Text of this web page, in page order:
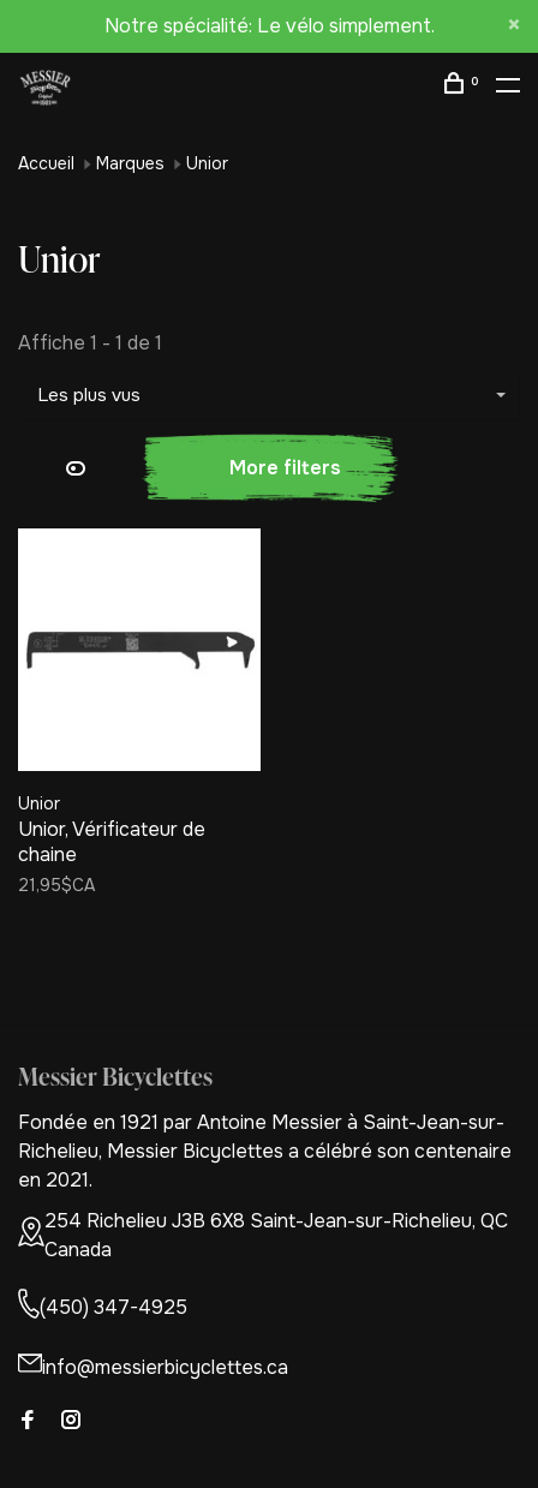
Notre spécialité: Le vélo simplement.
0
Accueil Marques Unior
Unior
Affiche 1 - 1 de 1
Les plus vus
More filters
Unior
Unior, Vérificateur de
chaine
21,95$CA
Messier Bicyclettes
Fondée en 1921 par Antoine Messier à Saint-Jean-sur-
Richelieu, Messier Bicyclettes a célébré son centenaire
en 2021.
254 Richelieu J3B 6X8 Saint-Jean-sur-Richelieu, QC
Canada
(450) 347-4925
info@messierbicyclettes.ca